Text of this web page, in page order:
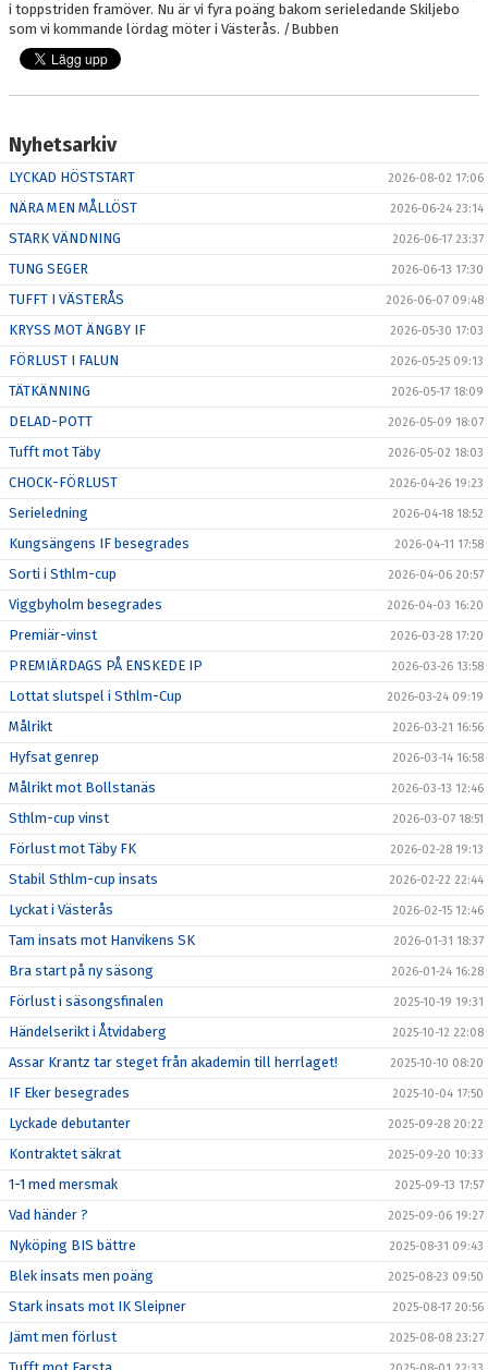
i toppstriden framöver. Nu är vi fyra poäng bakom serieledande Skiljebo
som vi kommande lördag möter i Västerås. /Bubben
Nyhetsarkiv
LYCKAD HÖSTSTART 2026-08-02 17:06
NÄRA MEN MÅLLÖST 2026-06-24 23:14
STARK VÄNDNING 2026-06-17 23:37
TUNG SEGER 2026-06-13 17:30
TUFFT I VÄSTERÅS 2026-06-07 09:48
KRYSS MOT ÄNGBY IF 2026-05-30 17:03
FÖRLUST I FALUN 2026-05-25 09:13
TÄTKÄNNING 2026-05-17 18:09
DELAD-POTT 2026-05-09 18:07
Tufft mot Täby 2026-05-02 18:03
CHOCK-FÖRLUST 2026-04-26 19:23
Serieledning 2026-04-18 18:52
Kungsängens IF besegrades 2026-04-11 17:58
Sorti i Sthlm-cup 2026-04-06 20:57
Viggbyholm besegrades 2026-04-03 16:20
Premiär-vinst 2026-03-28 17:20
PREMIÄRDAGS PÅ ENSKEDE IP 2026-03-26 13:58
Lottat slutspel i Sthlm-Cup 2026-03-24 09:19
Målrikt 2026-03-21 16:56
Hyfsat genrep 2026-03-14 16:58
Målrikt mot Bollstanäs 2026-03-13 12:46
Sthlm-cup vinst 2026-03-07 18:51
Förlust mot Täby FK 2026-02-28 19:13
Stabil Sthlm-cup insats 2026-02-22 22:44
Lyckat i Västerås 2026-02-15 12:46
Tam insats mot Hanvikens SK 2026-01-31 18:37
Bra start på ny säsong 2026-01-24 16:28
Förlust i säsongsfinalen 2025-10-19 19:31
Händelserikt i Åtvidaberg 2025-10-12 22:08
Assar Krantz tar steget från akademin till herrlaget! 2025-10-10 08:20
IF Eker besegrades 2025-10-04 17:50
Lyckade debutanter 2025-09-28 20:22
Kontraktet säkrat 2025-09-20 10:33
1-1 med mersmak 2025-09-13 17:57
Vad händer ? 2025-09-06 19:27
Nyköping BIS bättre 2025-08-31 09:43
Blek insats men poäng 2025-08-23 09:50
Stark insats mot IK Sleipner 2025-08-17 20:56
Jämt men förlust 2025-08-08 23:27